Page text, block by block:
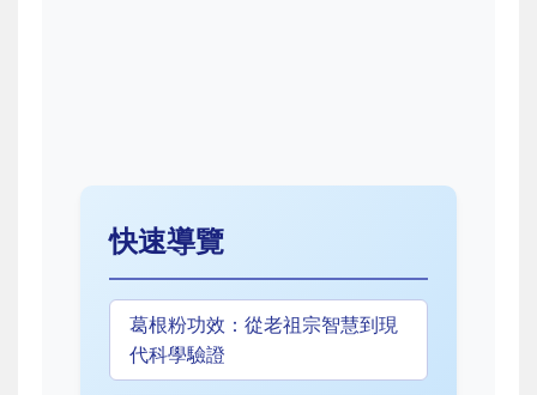
快速導覽
葛根粉功效：從老祖宗智慧到現
代科學驗證